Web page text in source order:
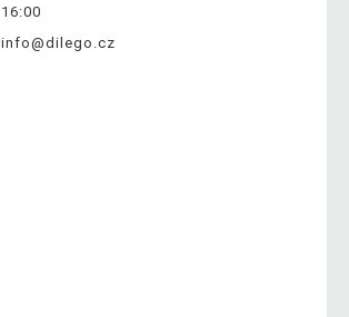
16:00
info@dilego.cz